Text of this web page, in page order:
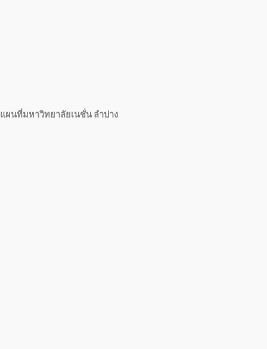
แผนที่มหาวิทยาลัยเนชั่น ลำปาง